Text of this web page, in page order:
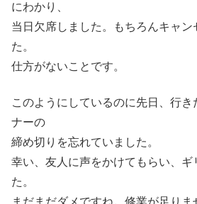
にわかり、
当日欠席しました。もちろんキャン
た。
仕方がないことです。
このようにしているのに先日、行き
ナーの
締め切りを忘れていました。
幸い、友人に声をかけてもらい、ギ
た。
まだまだダメですね。修業が足りま